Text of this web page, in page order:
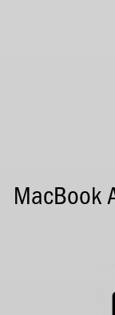
MacBook